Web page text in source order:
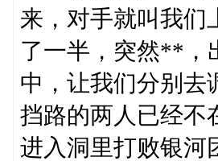
来，对手就叫我们
了一半，突然**，
中，让我们分别去
挡路的两人已经
进入洞里打败银河